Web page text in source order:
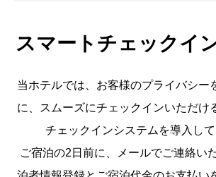
スマートチェックイ
当ホテルでは、お客様のプライバシー
に、スムーズにチェックインいただけ
チェックインシステムを導入して
ご宿泊の2日前に、メールでご連絡い